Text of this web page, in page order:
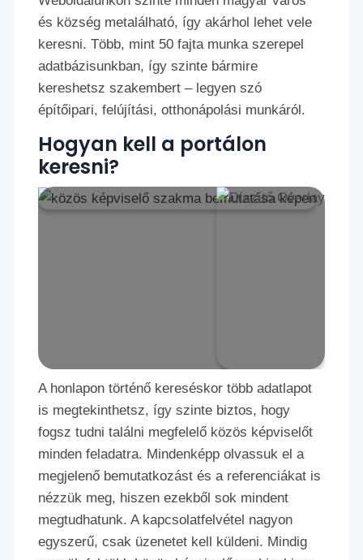
és község metalálható, így akárhol lehet vele
keresni. Több, mint 50 fajta munka szerepel
adatbázisunkban, így szinte bármire
kereshetsz szakembert – legyen szó
építőipari, felújítási, otthonápolási munkáról.
Hogyan kell a portálon
keresni?
A honlapon történő kereséskor több adatlapot
is megtekinthetsz, így szinte biztos, hogy
fogsz tudni találni megfelelő közös képviselőt
minden feladatra. Mindenképp olvassuk el a
megjelenő bemutatkozást és a referenciákat is
nézzük meg, hiszen ezekből sok mindent
megtudhatunk. A kapcsolatfelvétel nagyon
egyszerű, csak üzenetet kell küldeni. Mindig